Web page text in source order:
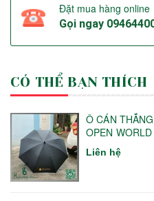
Đặt mua hàng online
Gọi ngay
CÓ THỂ BẠN THÍCH
Ô CÁN
OPEN WORLD
Liên hệ